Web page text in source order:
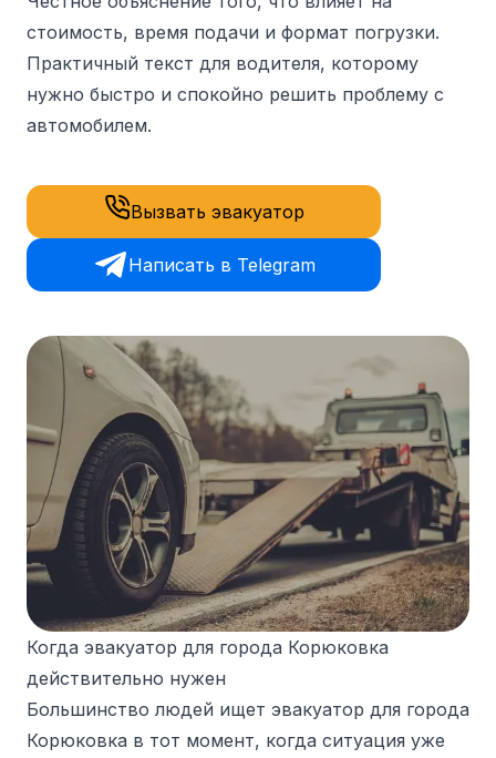
стоимость, время подачи и формат погрузки.
Практичный текст для водителя, которому
нужно быстро и спокойно решить проблему с
автомобилем.
Вызвать эвакуатор
Написать в Telegram
Когда эвакуатор для города Корюковка
действительно нужен
Большинство людей ищет эвакуатор для города
Корюковка в тот момент, когда ситуация уже